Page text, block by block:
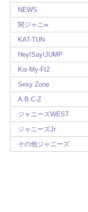
NEWS
関ジャニ∞
KAT-TUN
Hey!Say!JUMP
Kis-My-Ft2
Sexy Zone
A.B.C-Z
ジャニーズWEST
ジャニーズJr.
その他ジャニーズ